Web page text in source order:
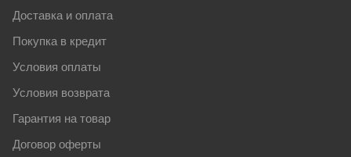
Доставка и оплата
Покупка в кредит
Условия оплаты
Условия возврата
Гарантия на товар
Договор оферты